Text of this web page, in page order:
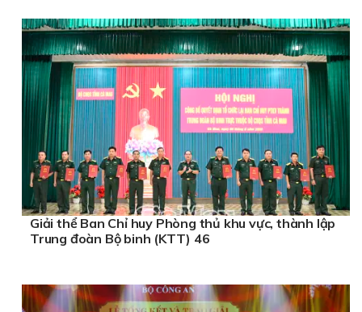
Giải thể Ban Chỉ huy Phòng thủ khu vực, thành lập
Trung đoàn Bộ binh (KTT) 46